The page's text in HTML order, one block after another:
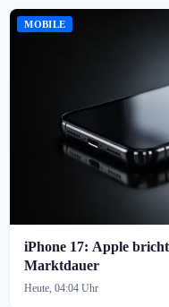
MOBILE
iPhone 17: Apple
Marktdauer
Heute, 04:04 Uhr